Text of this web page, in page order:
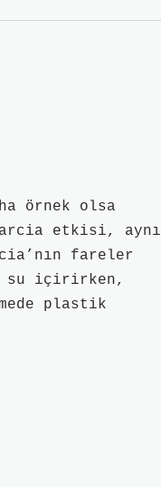
örnek olsa
etkisi, aynı
fareler
su içirirken,
plastik